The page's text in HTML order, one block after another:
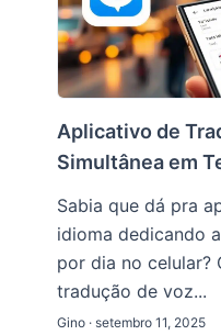
Aplicativo de
Simultânea em
Sabia que dá pra
idioma dedicando
por dia no celular?
tradução de voz...
Gino · setembro 11, 2025